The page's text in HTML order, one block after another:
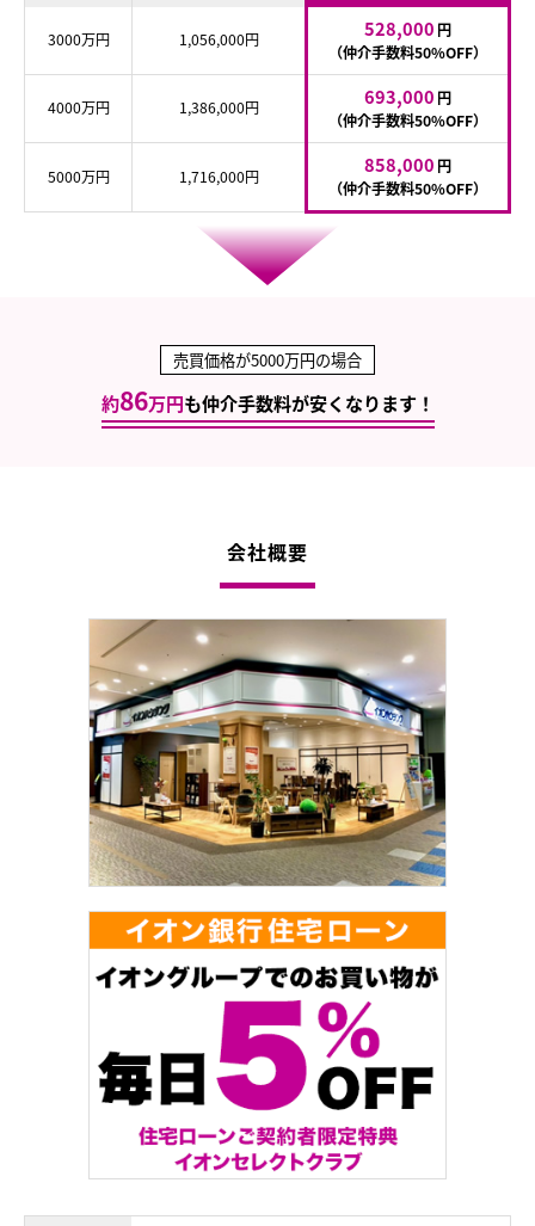
3000万円 1,056,000円 528,000 円
（仲介手数料50%OFF）
4000万円 1,386,000円 693,000 円
（仲介手数料50%OFF）
5000万円 1,716,000円 858,000 円
（仲介手数料50%OFF）
売買価格が5000万円の場合
約86万円も仲介手数料が安くなります！
会社概要